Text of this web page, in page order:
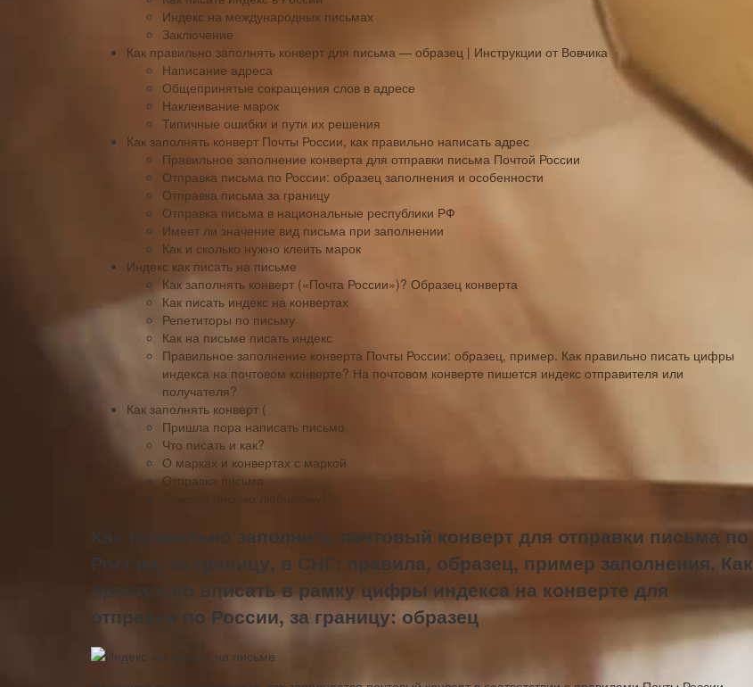
Индекс на международных письмах
Заключение
Как правильно заполнять конверт для письма — образец | Инструкции от Вовчика
Написание адреса
Общепринятые сокращения слов в адресе
Наклеивание марок
Типичные ошибки и пути их решения
Как заполнять конверт Почты России, как правильно написать адрес
Правильное заполнение конверта для отправки письма Почтой России
Отправка письма по России: образец заполнения и особенности
Отправка письма за границу
Отправка письма в национальные республики РФ
Имеет ли значение вид письма при заполнении
Как и сколько нужно клеить марок
Индекс как писать на письме
Как заполнять конверт («Почта России»)? Образец конверта
Как писать индекс на конвертах
Репетиторы по письму
Как на письме писать индекс
Правильное заполнение конверта Почты России: образец, пример. Как правильно писать цифры
индекса на почтовом конверте? На почтовом конверте пишется индекс отправителя или
получателя?
Как заполнять конверт (
Пришла пора написать письмо
Что писать и как?
О марках и конвертах с маркой
Отправка письма
Как правильно заполнить почтовый конверт для отправки письма по
России, за границу, в СНГ: правила, образец, пример заполнения. Как
правильно вписать в рамку цифры индекса на конверте для
отправки по России, за границу: образец